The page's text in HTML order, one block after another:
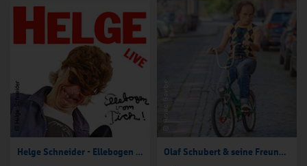
Helge Schneider - Ellebogen vom Tich Olaf Schubert & seine Freunde - Jetzt oder now!